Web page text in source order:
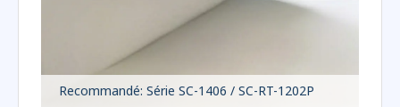
Recommandé: Série SC-1406 / SC-RT-1202P
Média filtrant & Non-tissés